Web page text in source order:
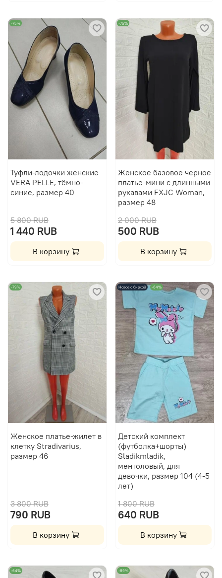
-75%
Туфли-лодочки женские
VERA PELLE, тёмно-
синие, размер 40
5 800 RUB
1 440 RUB
В корзину
-75%
Женское базовое черное
платье-мини с длинными
рукавами FXJC Woman,
размер 48
2 000 RUB
500 RUB
В корзину
-79%
Женское платье-жилет в
клетку Stradivarius,
размер 46
3 800 RUB
790 RUB
В корзину
Новое с биркой -64%
Детский комплект
(футболка+шорты)
Sladikmladik,
ментоловый, для
девочки, размер 104 (4-5
лет)
1 800 RUB
640 RUB
В корзину
-64% -89%